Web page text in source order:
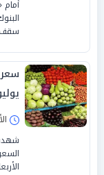
سقف الـ 52 جنيهاً، سواء في
يوليو